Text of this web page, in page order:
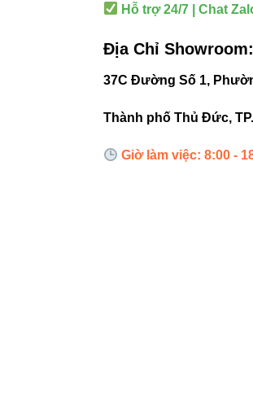
Hỗ trợ 24/7 | Chat
Địa Chỉ Showroom:
37C Đường Số 1,
Thành phố Thủ Đức,
Giờ làm việc: 8:00 -